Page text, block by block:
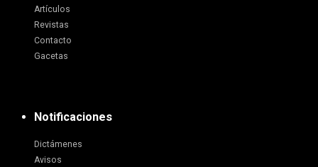
Artículos
Revistas
Contacto
Gacetas
Notificaciones
Dictámenes
Avisos